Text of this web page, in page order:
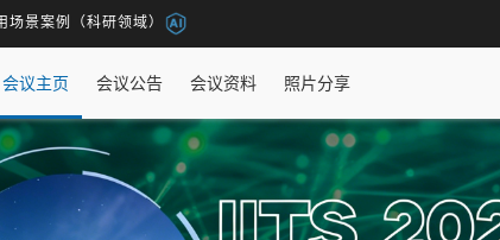
景案例（科研领域）
会议主页 会议公告 会议资料 照片分享